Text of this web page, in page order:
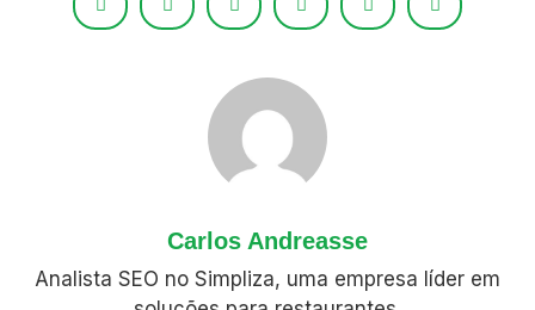
Carlos Andreasse
Analista SEO no Simpliza, uma empresa líder em